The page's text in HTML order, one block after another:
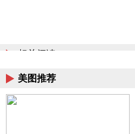
相关阅读
美图推荐